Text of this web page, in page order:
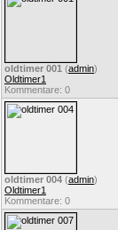
oldtimer 001 (admin)
Oldtimer1
Kommentare: 0
oldtimer 004 (admin)
Oldtimer1
Kommentare: 0